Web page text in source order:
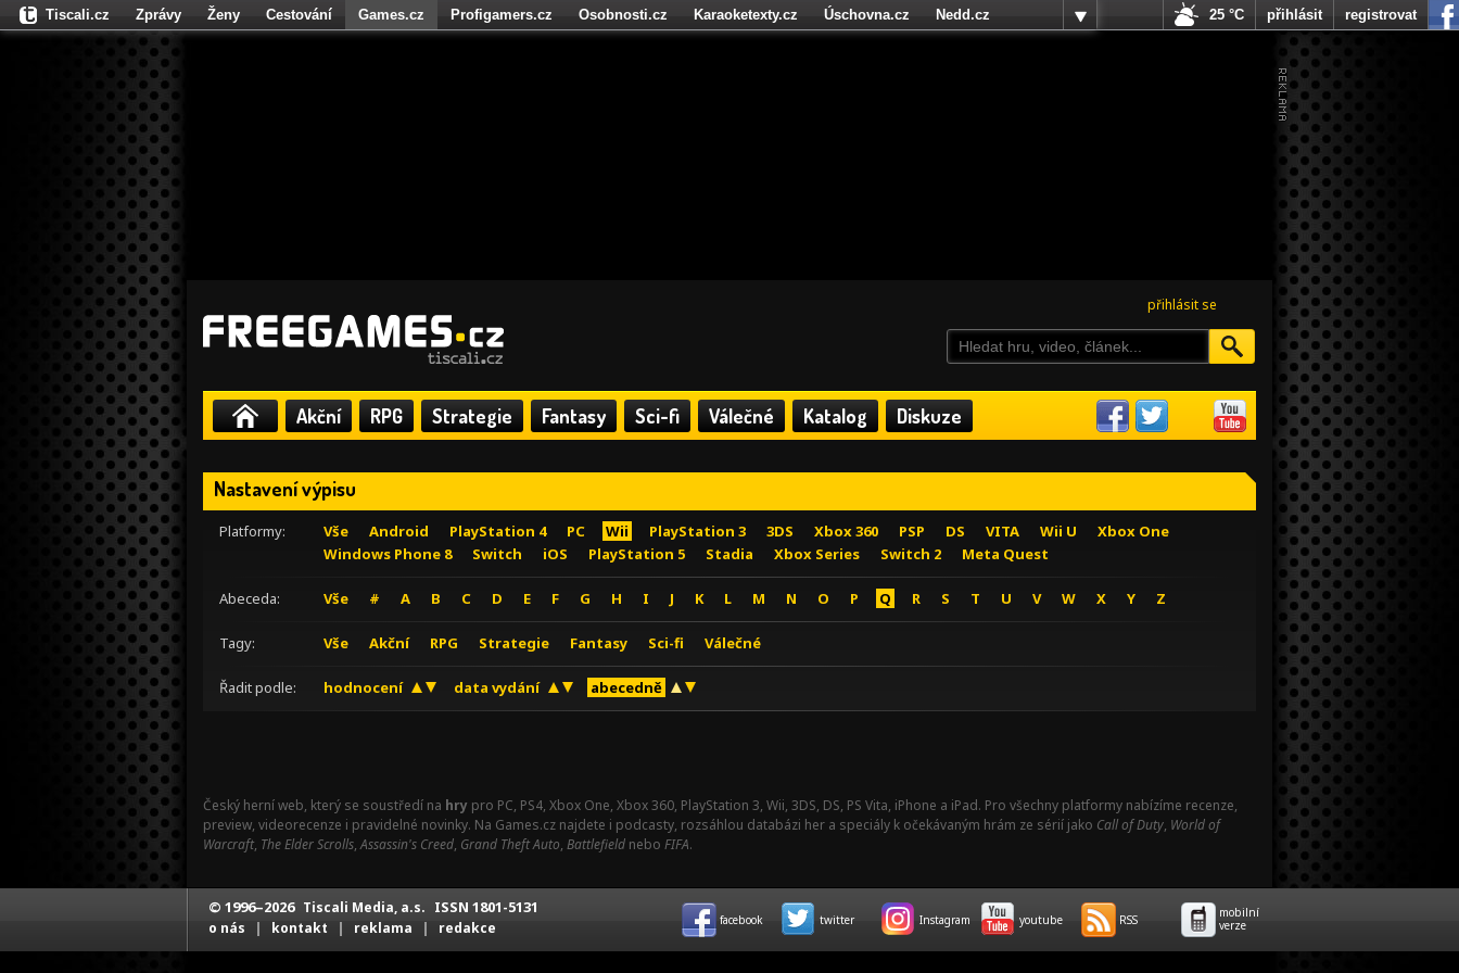
přihlásit se
Akční RPG Strategie Fantasy Sci-fi Válečné Katalog Diskuze
Nastavení výpisu
Platformy: Vše Android PlayStation 4 PC Wii PlayStation 3 3DS Xbox 360 PSP DS VITA Wii U
Xbox One
Windows Phone 8
Switch iOS PlayStation 5 Stadia Xbox Series Switch 2 Meta Quest
Abeceda: Vše # A B C D E F G H I J K L M N O P Q R S T U V W X Y Z
Tagy: Vše Akční RPG Strategie Fantasy Sci-fi Válečné
Řadit podle: hodnocení data vydání abecedně
Český herní web, který se soustředí na hry pro PC, PS4, Xbox One, Xbox 360, PlayStation 3, Wii, 3DS, DS, PS Vita, iPhone a iPad. Pro všechny platformy nabízíme recenze,
preview, videorecenze i pravidelné novinky. Na Games.cz najdete i podcasty, rozsáhlou databázi her a speciály k očekávaným hrám ze sérií jako Call of Duty, World of
Warcraft, The Elder Scrolls,Assassin's Creed, Grand Theft Auto, Battlefield nebo FIFA.
Tiscali.cz Zprávy Ženy Cestování Games.cz Profigamers.cz Osobnosti.cz Karaoketexty.cz Úschovna.cz
Nedd.cz
Fights.cz
25 °C přihlásit registrovat
© 1996–2026 Tiscali Media, a.s. ISSN 1801-5131
o nás | kontakt | reklama | redakce facebook twitter Instagram youtube RSS
mobilní
verze